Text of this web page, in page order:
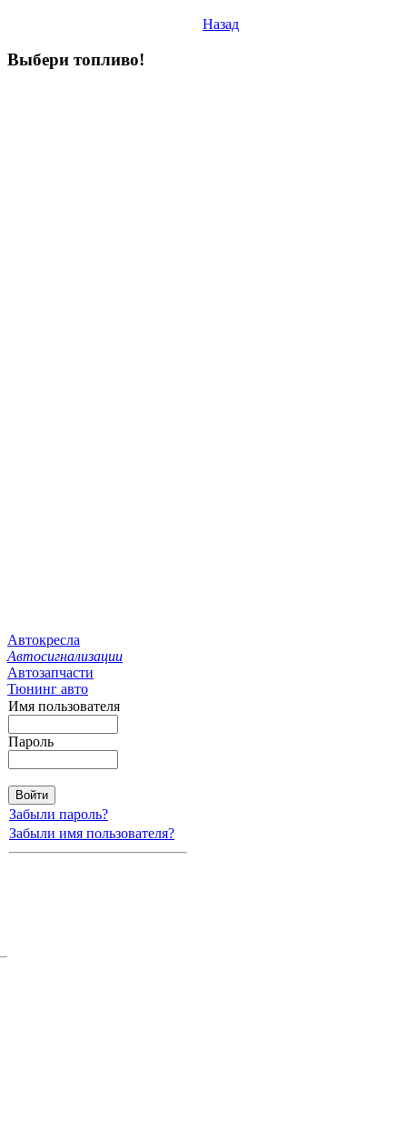
Назад
Выбери топливо!
Автокресла
Автосигнализации
Автозапчасти
Тюнинг авто
Имя пользователя
Пароль
Забыли пароль?
Забыли имя пользователя?